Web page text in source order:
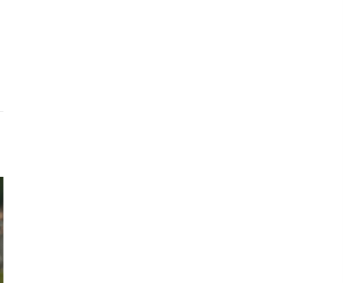
impact în stilul David Guetta